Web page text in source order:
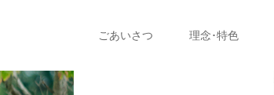
ごあいさつ 理念･特色